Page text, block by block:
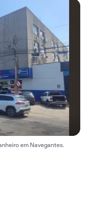
em Navegantes.